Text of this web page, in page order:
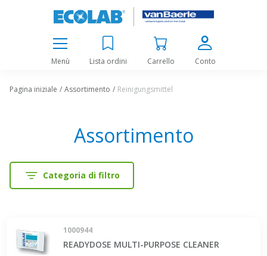
Menù Lista ordini Carrello Conto
Pagina iniziale Assortimento Reinigungsmittel
Assortimento
Categoria di filtro
1000944
READYDOSE MULTI-PURPOSE CLEANER